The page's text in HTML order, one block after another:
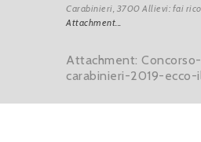
Carabinieri, 3700 Allievi: fai
Attachment...
Attachment:
carabinieri-2019-